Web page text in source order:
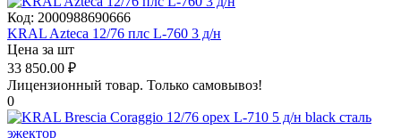
Код: 2000988690666
KRAL Azteca 12/76 плс L-760 3 д/н
Цена за шт
33 850.00 ₽
Лицензионный товар. Только самовывоз!
0